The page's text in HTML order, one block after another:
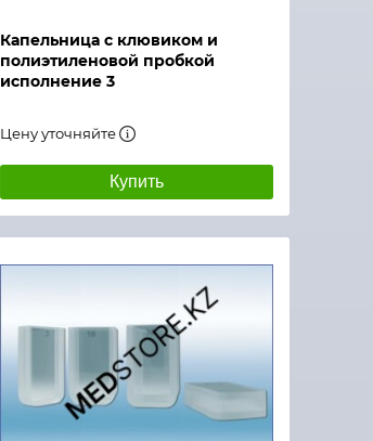
Капельница с клювиком и
полиэтиленовой пробкой
исполнение 3
Цену уточняйте
Купить